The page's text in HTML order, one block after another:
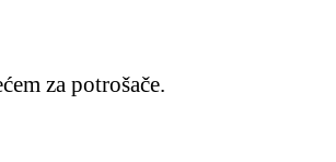
za potrošače.